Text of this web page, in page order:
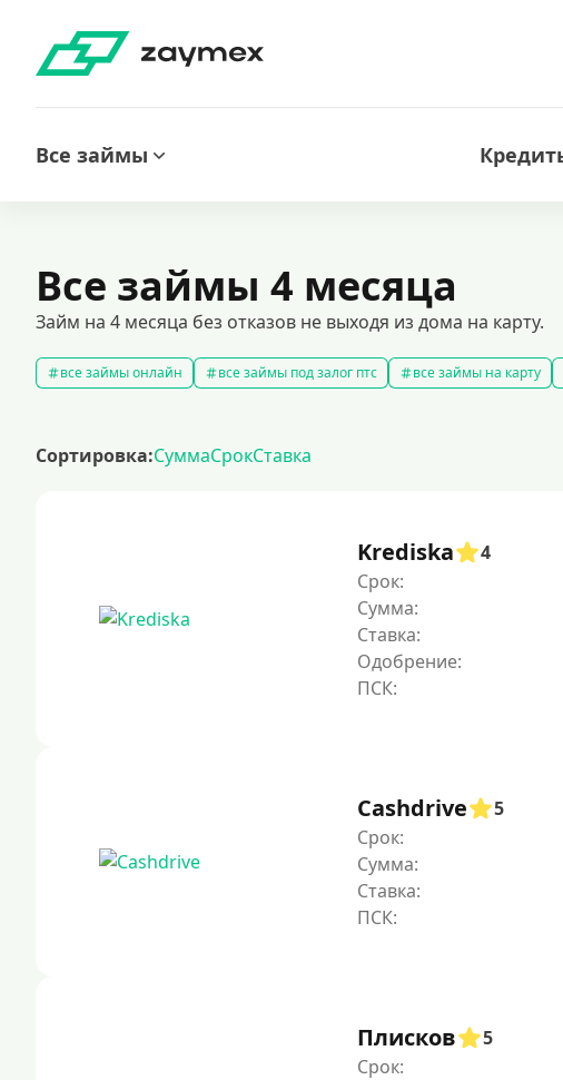
Все займы
Все займы 4 месяца
Займ на 4 месяца без отказов не выходя из дома на карту.
все займы онлайн все займы под залог птс все займы на карту
рефинансирование займов
калькулятор займов
Сортировка:СуммаСрокСтавка
Krediska
4
Срок:
Сумма:
Ставка:
Одобрение:
Cashdrive
5
Срок:
Сумма:
Ставка:
Плисков
5
Срок: